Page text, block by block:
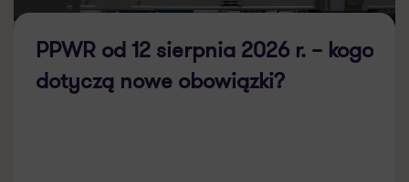
PPWR od 12 sierpnia 2026 r. – kogo
dotyczą nowe obowiązki?